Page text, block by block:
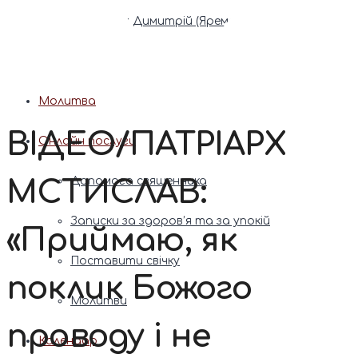
Патріарх Димитрій (Ярема)
Молитва
Онлайн послуги
Допомога священника
Записки за здоров’я та за упокій
Поставити свічку
Молитви
Календар
ВІДЕО/ПАТРІАРХ
МСТИСЛАВ:
«Приймаю, як
поклик Божого
проводу і не